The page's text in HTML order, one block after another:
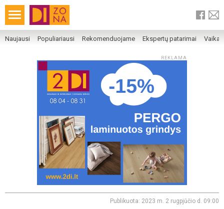
Naujausi Populiariausi Rekomenduojame Ekspertų patarimai
REKLAMA
Publikuota: 2023 m. 2 rugpjūčio d. 09:00